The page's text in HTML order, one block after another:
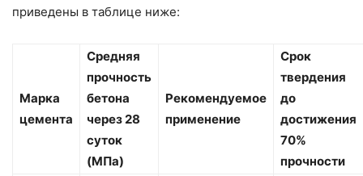
приведены в таблице ниже:
Марка
цемента
Средняя
прочность
бетона
через 28
суток
(МПа)
Рекомендуемое
применение
Срок
твердения
до
достижения
70%
прочности